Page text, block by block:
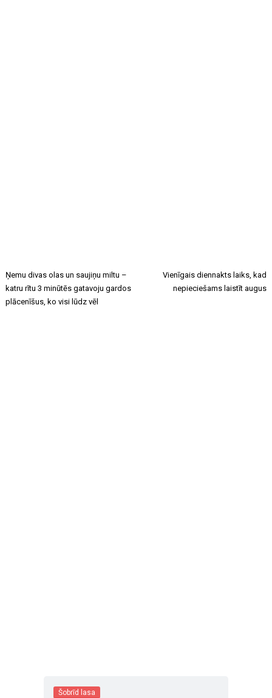
Ņemu divas olas un saujiņu miltu –
katru rītu 3 minūtēs gatavoju gardos
plācenīšus, ko visi lūdz vēl
Vienīgais diennakts laiks, kad
nepieciešams laistīt augus
Šobrīd lasa